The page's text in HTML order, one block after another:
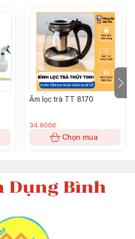
Ấm lọc trà TT 8170
34.800đ
Chọn mua
Dụng Bình